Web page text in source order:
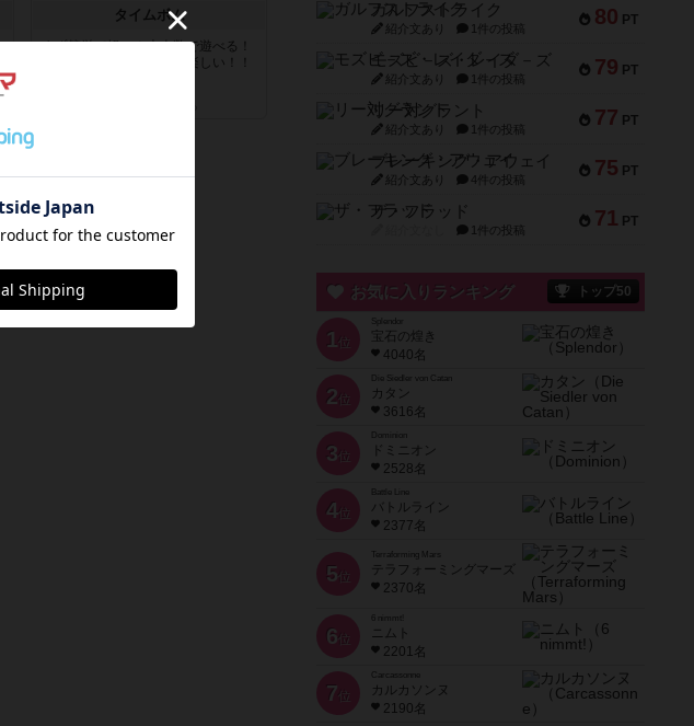
タイムボム
まず簡単で軽い！大人数で遊べる！
それなのに小箱！何より楽しい！！
80 PT
ガルフストライク
紹介文あり 1件の投稿
79 PT
モズビ－ズ・レイダ－ズ
紹介文あり 1件の投稿
77 PT
リー対グラント
紹介文あり 1件の投稿
75 PT
ブレーキング・アウェイ
紹介文あり 4件の投稿
71 PT
ザ・フラッド
1件の投稿
お気に入りランキング トップ50
1 位
宝石の煌き
4040名
2 位
Die Siedler von Catan
カタン
3616名
3 位
ドミニオン
2528名
4位
Battle Line
バトルライン
2377名
5 位
Terraforming Mars
テラフォーミングマーズ
2370名
6 位
ニムト
2201名
7 位
Carcassonne
カルカソンヌ
2190名